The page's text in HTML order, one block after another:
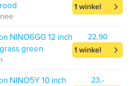
1 winkel
NINO6GG 12 inch
green
22,90
1 winkel
NINO5Y 10 inch
23,-